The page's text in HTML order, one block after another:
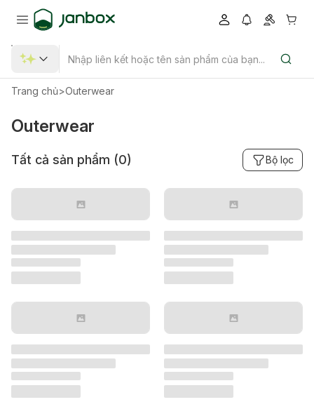
Trang chủ>Outerwear
Outerwear
Tất cả sản phẩm (0) Bộ lọc